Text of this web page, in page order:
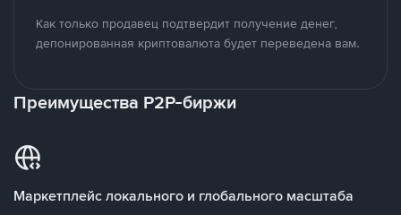
Как только продавец подтвердит получение денег,
депонированная криптовалюта будет переведена вам.
Преимущества P2P-биржи
Маркетплейс локального и глобального масштаба